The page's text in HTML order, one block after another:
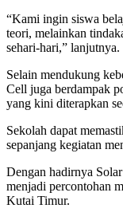
“Kami ingin siswa
teori, melainkan
sehari-hari,” lanjutnya.
Selain mendukung
Cell juga berdampak
yang kini diterapkan
Sekolah dapat
sepanjang kegiatan
Dengan hadirnya
menjadi percontohan
Kutai Timur.